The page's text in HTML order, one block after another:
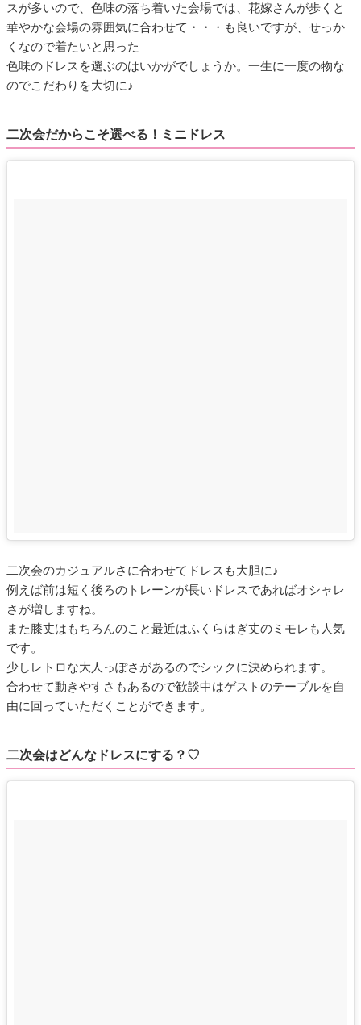
スが多いので、色味の落ち着いた会場では、花嫁さんが歩くと
華やかな会場の雰囲気に合わせて・・・も良いですが、せっか
くなので着たいと思った
色味のドレスを選ぶのはいかがでしょうか。一生に一度の物な
のでこだわりを大切に♪
二次会だからこそ選べる！ミニドレス
二次会のカジュアルさに合わせてドレスも大胆に♪
例えば前は短く後ろのトレーンが長いドレスであればオシャレ
さが増しますね。
また膝丈はもちろんのこと最近はふくらはぎ丈のミモレも人気
です。
少しレトロな大人っぽさがあるのでシックに決められます。
合わせて動きやすさもあるので歓談中はゲストのテーブルを自
由に回っていただくことができます。
二次会はどんなドレスにする？♡